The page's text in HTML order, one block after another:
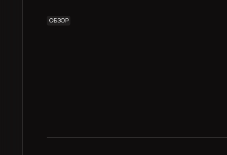
ОБЗОР